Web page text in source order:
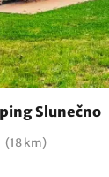
Slunečno
(18 km)